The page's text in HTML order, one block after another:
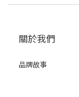
關於我們
品牌故事